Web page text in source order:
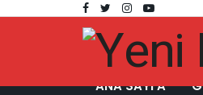
ANA SAYFA